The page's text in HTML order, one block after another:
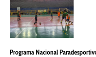
Programa Nacional